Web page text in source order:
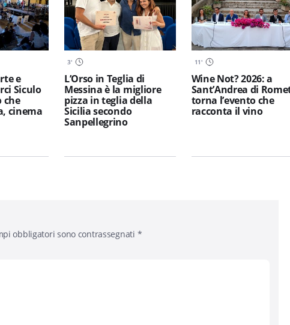
e
Siculo
che
cinema
3'
L’Orso in Teglia di
Messina è la migliore
pizza in teglia della
Sicilia secondo
Sanpellegrino
11'
Wine Not? 2026: a
Sant’Andrea di
torna l’evento che
racconta il vino
obbligatori sono contrassegnati *